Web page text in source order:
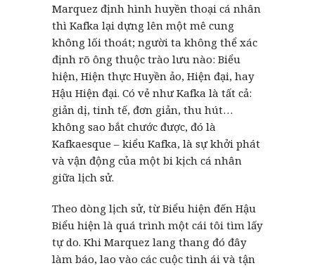
Marquez định hình huyền thoại cá nhân
thì Kafka lại dựng lên một mê cung
không lối thoát; người ta không thể xác
định rõ ông thuộc trào lưu nào: Biểu
hiện, Hiện thực Huyền ảo, Hiện đại, hay
Hậu Hiện đại. Có vẻ như Kafka là tất cả:
giản dị, tinh tế, đơn giản, thu hút…
không sao bắt chước được, đó là
Kafkaesque – kiểu Kafka, là sự khởi phát
và vận động của một bi kịch cá nhân
giữa lịch sử.
Theo dòng lịch sử, từ Biểu hiện đến Hậu
Biểu hiện là quá trình một cái tôi tìm lấy
tự do. Khi Marquez lang thang đó đây
làm báo, lao vào các cuộc tình ái và tận